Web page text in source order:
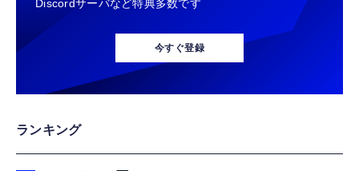
Discordサーバなど特典多数です
今すぐ登録
ランキング